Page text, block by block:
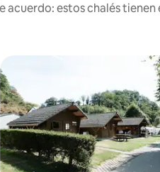
acuerdo: estos chalés